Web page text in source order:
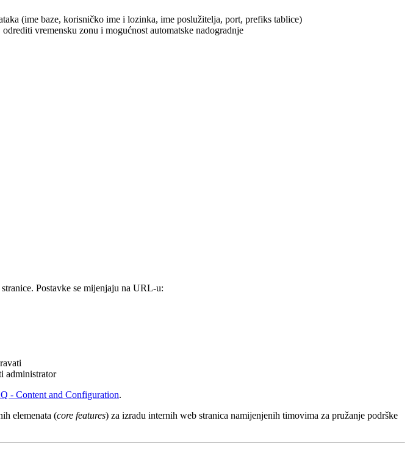
(ime baze, korisničko ime i lozinka, ime poslužitelja, port, prefiks tablice)
vremensku zonu i mogućnost automatske nadogradnje
Postavke se mijenjaju na URL-u:
administrator
- Content and Configuration.
elemenata (core features) za izradu internih web stranica namijenjenih timovima za pružanje podrške